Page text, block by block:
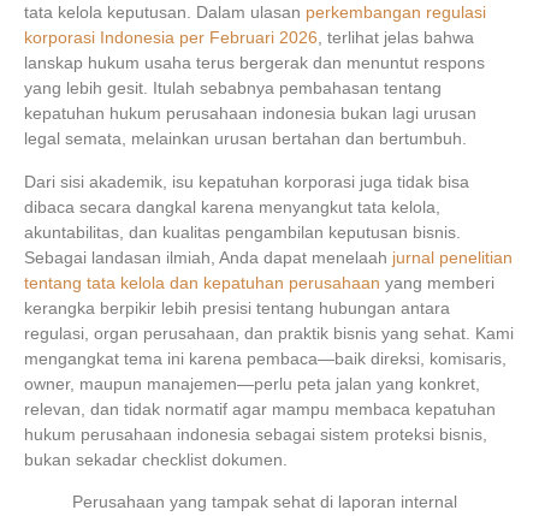
tata kelola keputusan. Dalam ulasan perkembangan regulasi
korporasi Indonesia per Februari 2026, terlihat jelas bahwa
lanskap hukum usaha terus bergerak dan menuntut respons
yang lebih gesit. Itulah sebabnya pembahasan tentang
kepatuhan hukum perusahaan indonesia bukan lagi urusan
legal semata, melainkan urusan bertahan dan bertumbuh.
Dari sisi akademik, isu kepatuhan korporasi juga tidak bisa
dibaca secara dangkal karena menyangkut tata kelola,
akuntabilitas, dan kualitas pengambilan keputusan bisnis.
Sebagai landasan ilmiah, Anda dapat menelaah jurnal penelitian
tentang tata kelola dan kepatuhan perusahaan yang memberi
kerangka berpikir lebih presisi tentang hubungan antara
regulasi, organ perusahaan, dan praktik bisnis yang sehat. Kami
mengangkat tema ini karena pembaca—baik direksi, komisaris,
owner, maupun manajemen—perlu peta jalan yang konkret,
relevan, dan tidak normatif agar mampu membaca kepatuhan
hukum perusahaan indonesia sebagai sistem proteksi bisnis,
bukan sekadar checklist dokumen.
Perusahaan yang tampak sehat di laporan internal